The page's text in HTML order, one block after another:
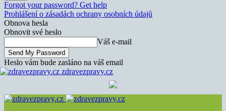
Forgot your password? Get help
Prohlášení o zásadách ochrany osobních údajů
Obnova hesla
Obnovit své heslo
Váš e-mail
Heslo vám bude zasláno na váš email
zdravezpravy.cz